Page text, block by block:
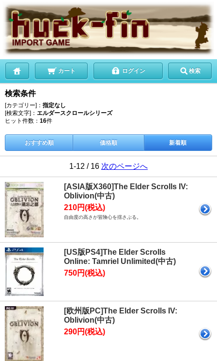
カート ログイン 検索
検索条件
[カテゴリー]： 指定なし
[検索文字]： エルダースクロールシリーズ
ヒット件数： 16件
おすすめ順 価格順 新着順
1-12 / 16 次のページへ
[ASIA版X360]The Elder Scrolls IV:
Oblivion(中古)
210円(税込)
自由度の高さが冒険心を揺さぶる。
[US版PS4]The Elder Scrolls
Online: Tamriel Unlimited(中古)
750円(税込)
[欧州版PC]The Elder Scrolls IV:
Oblivion(中古)
290円(税込)